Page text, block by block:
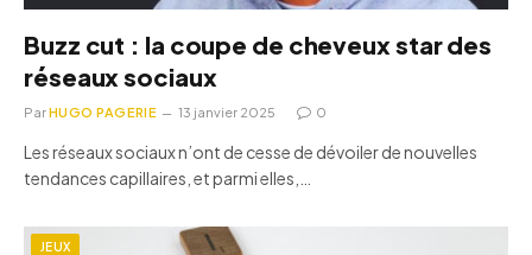
Buzz cut : la coupe de cheveux star des
réseaux sociaux
ParHUGO PAGERIE 13 janvier 2025 0
Les réseaux sociaux n’ont de cesse de dévoiler de nouvelles
tendances capillaires, et parmi elles,…
JEUX